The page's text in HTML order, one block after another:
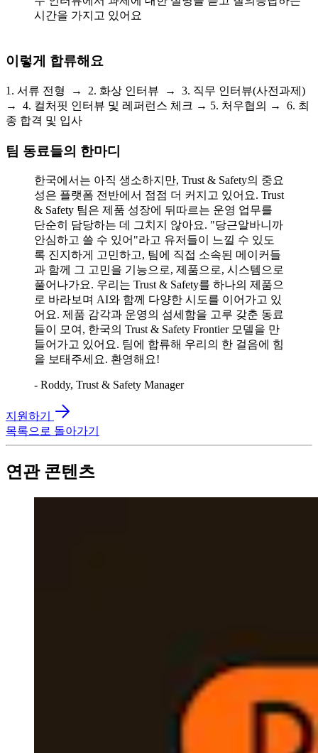
시간을 가지고 있어요
이렇게 합류해요
1. 서류 전형 → 2. 화상 인터뷰 → 3. 직무 인터뷰(사전과제)
→ 4. 컬처핏 인터뷰 및 레퍼런스 체크 → 5. 처우협의 → 6. 최
종 합격 및 입사
팀 동료들의 한마디
한국에서는 아직 생소하지만, Trust & Safety의 중요
성은 플랫폼 전반에서 점점 더 커지고 있어요. Trust
& Safety 팀은 제품 성장에 뒤따르는 운영 업무를
단순히 담당하는 데 그치지 않아요. "당근알바니까
안심하고 쓸 수 있어"라고 유저들이 느낄 수 있도
록 진지하게 고민하고, 팀에 직접 소속된 메이커들
과 함께 그 고민을 기능으로, 제품으로, 시스템으로
풀어나가요. 우리는 Trust & Safety를 하나의 제품으
로 바라보며 AI와 함께 다양한 시도를 이어가고 있
어요. 제품 감각과 운영의 섬세함을 고루 갖춘 동료
들이 모여, 한국의 Trust & Safety Frontier 모델을 만
들어가고 있어요. 팀에 합류해 우리의 한 걸음에 힘
을 보태주세요. 환영해요!
- Roddy, Trust & Safety Manager
지원하기
목록으로 돌아가기
연관 콘텐츠